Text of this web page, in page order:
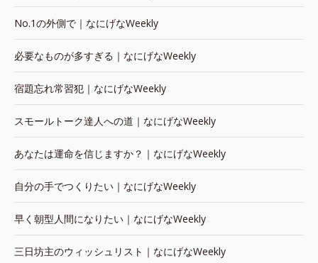
No.1の外側で｜なにげなWeekly
必要なものが多すぎる｜なにげなWeekly
宿題忘れ常習犯｜なにげなWeekly
スモールトーク達人への道｜なにげなWeekly
あなたは運命を信じますか？｜なにげなWeekly
自分の手でつくりたい｜なにげなWeekly
早く朝型人間になりたい｜なにげなWeekly
三日坊主のウィッシュリスト｜なにげなWeekly